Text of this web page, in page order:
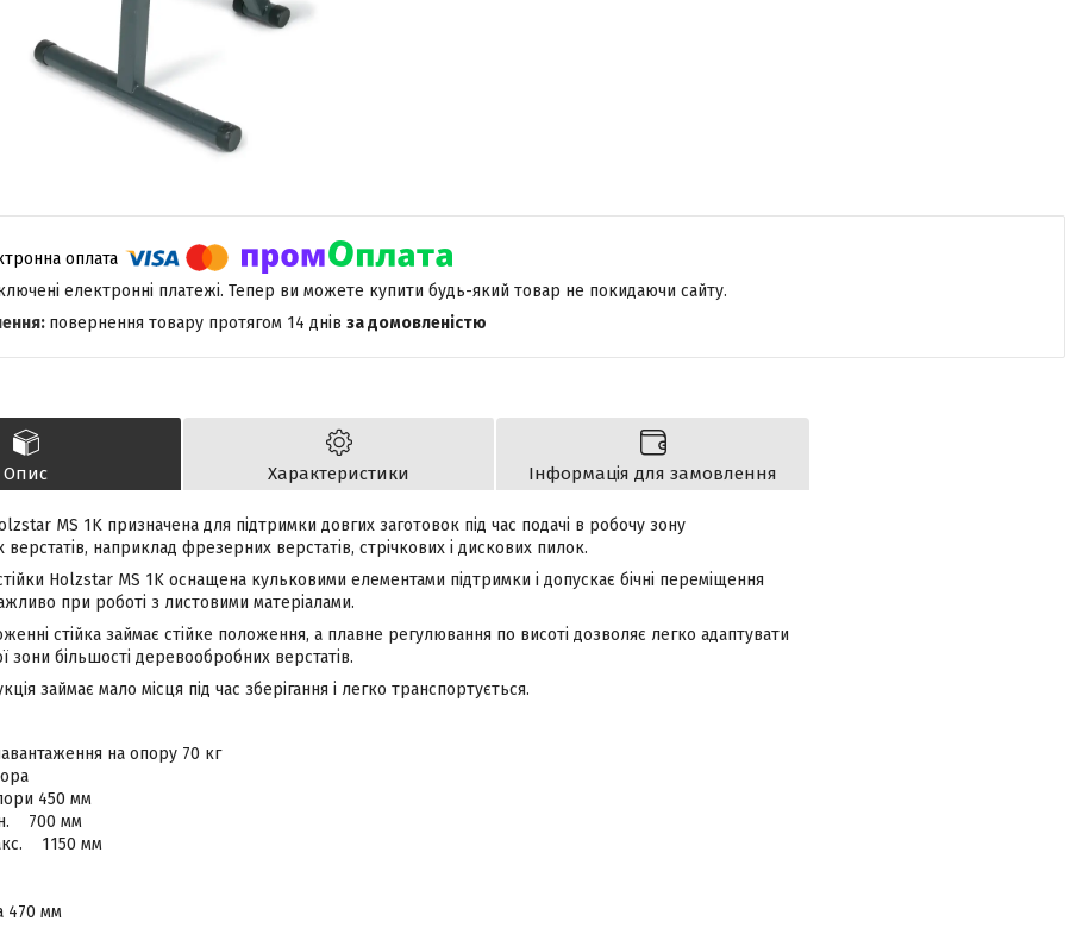
електронні платежі. Тепер ви можете купити будь-який товар не покидаючи сайту.
повернення товару протягом 14 днів за домовленістю
Опис Характеристики Інформація для замовлення
MS 1K призначена для підтримки довгих заготовок під час подачі в робочу зону
наприклад фрезерних верстатів, стрічкових і дискових пилок.
Holzstar MS 1K оснащена кульковими елементами підтримки і допускає бічні переміщення
при роботі з листовими матеріалами.
стійка займає стійке положення, а плавне регулювання по висоті дозволяє легко адаптувати
зони більшості деревообробних верстатів.
займає мало місця під час зберігання і легко транспортується.
на опору 70 кг
450 мм
700 мм
1150 мм
470 мм